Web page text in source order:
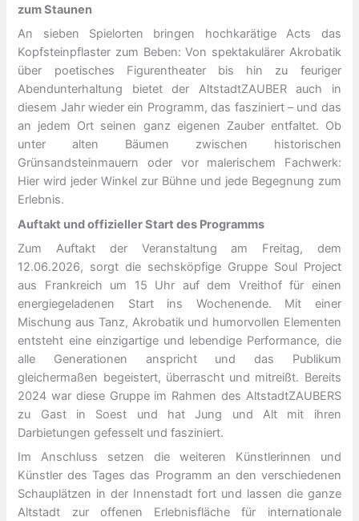
zum Staunen
An sieben Spielorten bringen hochkarätige Acts das
Kopfsteinpflaster zum Beben: Von spektakulärer Akrobatik
über poetisches Figurentheater bis hin zu feuriger
Abendunterhaltung bietet der AltstadtZAUBER auch in
diesem Jahr wieder ein Programm, das fasziniert – und das
an jedem Ort seinen ganz eigenen Zauber entfaltet. Ob
unter alten Bäumen zwischen historischen
Grünsandsteinmauern oder vor malerischem Fachwerk:
Hier wird jeder Winkel zur Bühne und jede Begegnung zum
Erlebnis.
Auftakt und offizieller Start des Programms
Zum Auftakt der Veranstaltung am Freitag, dem
12.06.2026, sorgt die sechsköpfige Gruppe Soul Project
aus Frankreich um 15 Uhr auf dem Vreithof für einen
energiegeladenen Start ins Wochenende. Mit einer
Mischung aus Tanz, Akrobatik und humorvollen Elementen
entsteht eine einzigartige und lebendige Performance, die
alle Generationen anspricht und das Publikum
gleichermaßen begeistert, überrascht und mitreißt. Bereits
2024 war diese Gruppe im Rahmen des AltstadtZAUBERS
zu Gast in Soest und hat Jung und Alt mit ihren
Darbietungen gefesselt und fasziniert.
Im Anschluss setzen die weiteren Künstlerinnen und
Künstler des Tages das Programm an den verschiedenen
Schauplätzen in der Innenstadt fort und lassen die ganze
Altstadt zur offenen Erlebnisfläche für internationale